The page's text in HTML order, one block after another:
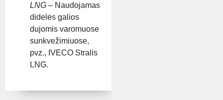
LNG – Naudojamas
didelės galios
dujomis varomuose
sunkvežimiuose,
pvz., IVECO Stralis
LNG.